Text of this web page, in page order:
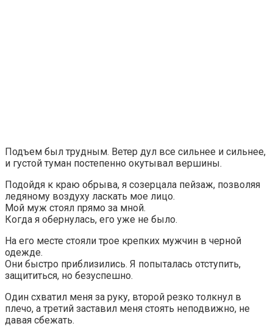
Подъем был трудным. Ветер дул все сильнее и сильнее,
и густой туман постепенно окутывал вершины.
Подойдя к краю обрыва, я созерцала пейзаж, позволяя
ледяному воздуху ласкать мое лицо.
Мой муж стоял прямо за мной.
Когда я обернулась, его уже не было.
На его месте стояли трое крепких мужчин в черной
одежде.
Они быстро приблизились. Я попыталась отступить,
защититься, но безуспешно.
Один схватил меня за руку, второй резко толкнул в
плечо, а третий заставил меня стоять неподвижно, не
давая сбежать.